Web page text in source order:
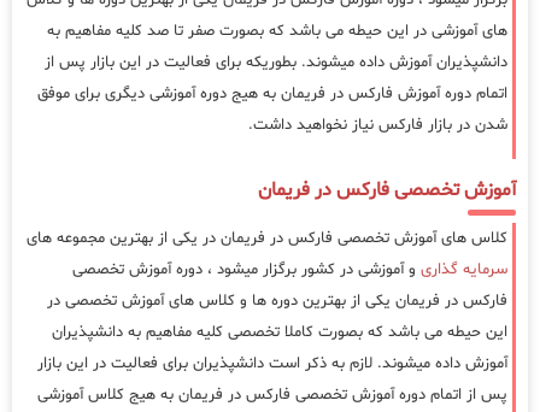
های آموزشی در این حیطه می باشد که بصورت صفر تا صد کلیه مفاهیم به
دانشپذیران آموزش داده میشوند. بطوریکه برای فعالیت در این بازار پس از
اتمام دوره آموزش فارکس در فریمان به هیج دوره آموزشی دیگری برای موفق
شدن در بازار فارکس نیاز نخواهید داشت.
آموزش تخصصی فارکس در فریمان
کلاس های آموزش تخصصی فارکس در فریمان در یکی از بهترین مجموعه های
سرمایه گذاری و آموزشی در کشور برگزار میشود ، دوره آموزش تخصصی
فارکس در فریمان یکی از بهترین دوره ها و کلاس های آموزش تخصصی در
این حیطه می باشد که بصورت کاملا تخصصی کلیه مفاهیم به دانشپذیران
آموزش داده میشوند. لازم به ذکر است دانشپذیران برای فعالیت در این بازار
پس از اتمام دوره آموزش تخصصی فارکس در فریمان به هیج کلاس آموزشی